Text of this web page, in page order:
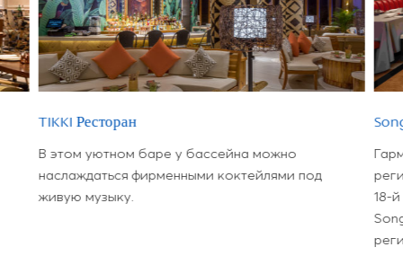
TIKKI Ресторан
В этом уютном баре у бассейна можно
наслаждаться фирменными коктейлями под
живую музыку.
18-